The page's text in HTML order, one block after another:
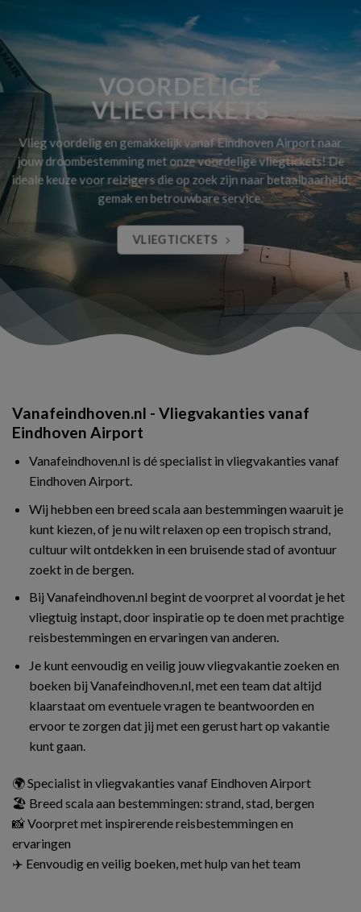
VOORDELIGE
VLIEGTICKETS
Vlieg voordelig en gemakkelijk vanaf Eindhoven Airport naar
jouw droombestemming met onze voordelige vliegtickets! De
ideale keuze voor reizigers die op zoek zijn naar betaalbaarheid,
gemak en betrouwbare service.
VLIEGTICKETS
Vanafeindhoven.nl - Vliegvakanties vanaf
Eindhoven Airport
Vanafeindhoven.nl is dé specialist in vliegvakanties vanaf
Eindhoven Airport.
Wij hebben een breed scala aan bestemmingen waaruit je
kunt kiezen, of je nu wilt relaxen op een tropisch strand,
cultuur wilt ontdekken in een bruisende stad of avontuur
zoekt in de bergen.
Bij Vanafeindhoven.nl begint de voorpret al voordat je het
vliegtuig instapt, door inspiratie op te doen met prachtige
reisbestemmingen en ervaringen van anderen.
Je kunt eenvoudig en veilig jouw vliegvakantie zoeken en
boeken bij Vanafeindhoven.nl, met een team dat altijd
klaarstaat om eventuele vragen te beantwoorden en
ervoor te zorgen dat jij met een gerust hart op vakantie
kunt gaan.
🌍 Specialist in vliegvakanties vanaf Eindhoven Airport
🏖️ Breed scala aan bestemmingen: strand, stad, bergen
📸 Voorpret met inspirerende reisbestemmingen en
ervaringen
✈️ Eenvoudig en veilig boeken, met hulp van het team